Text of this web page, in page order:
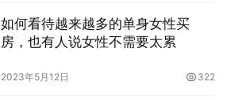
如何看待越来越多的单身女性买
房，也有人说女性不需要太累
2023年5月12日 322